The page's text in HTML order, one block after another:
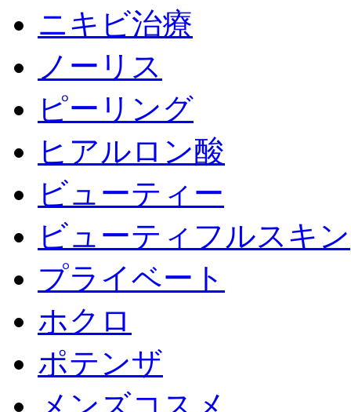
ニキビ治療
ノーリス
ピーリング
ヒアルロン酸
ビューティー
ビューティフルスキン
プライベート
ホクロ
ポテンザ